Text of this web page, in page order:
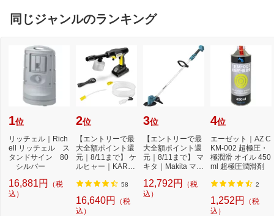
同じジャンルのランキング
1位
リッチェル｜Rich
ell リッチェル ス
タンドサイン 80
シルバー
16,881円
（税
込）
2位
【エントリーで最
大全額ポイント還
元｜8/11まで】 ケ
ルヒャー｜KARC
圧...
58
16,640円
（税
込）
3位
【エントリーで最
大全額ポイント還
元｜8/11まで】 マ
キタ｜Makita マキ
12,792円
（税
込）
4位
エーゼット｜AZ C
KM-002 超極圧・
極潤滑 オイル 450
ml 超極圧潤滑剤
2
1,252円
（税
込）